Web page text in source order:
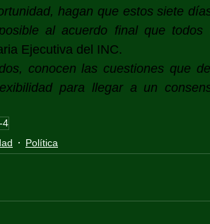
hagan que estos siete
al acuerdo final que todos
Ejecutiva del INC.
conocen las cuestiones que
para llegar a un
4
Política